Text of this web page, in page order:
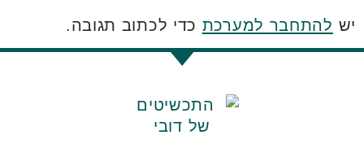
יש להתחבר למערכת כדי לכתוב תגובה.